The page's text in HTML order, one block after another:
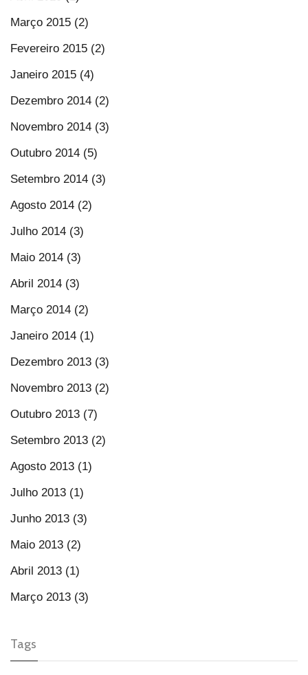
Março 2015 (2)
Fevereiro 2015 (2)
Janeiro 2015 (4)
Dezembro 2014 (2)
Novembro 2014 (3)
Outubro 2014 (5)
Setembro 2014 (3)
Agosto 2014 (2)
Julho 2014 (3)
Maio 2014 (3)
Abril 2014 (3)
Março 2014 (2)
Janeiro 2014 (1)
Dezembro 2013 (3)
Novembro 2013 (2)
Outubro 2013 (7)
Setembro 2013 (2)
Agosto 2013 (1)
Julho 2013 (1)
Junho 2013 (3)
Maio 2013 (2)
Abril 2013 (1)
Março 2013 (3)
Tags